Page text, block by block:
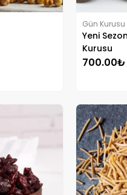
Gün Kurusu
Yeni
Kurusu
700.00₺